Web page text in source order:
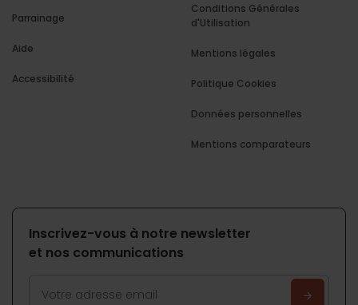
Parrainage
Aide
Accessibilité
Conditions Générales
d'Utilisation
Mentions légales
Politique Cookies
Données personnelles
Mentions comparateurs
Inscrivez-vous à notre newsletter
et nos communications